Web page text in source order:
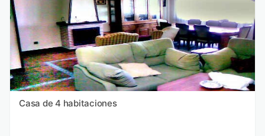
Casa de 4 habitaciones